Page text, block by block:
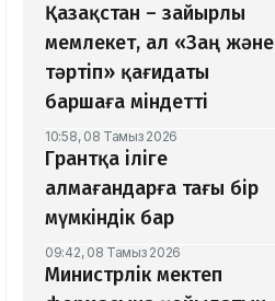
Қазақстан – зайырлы
мемлекет, ал «Заң және
тәртіп» қағидаты
баршаға міндетті
10:58, 08 Тамыз 2026
Грантқа іліге
алмағандарға тағы бір
мүмкіндік бар
09:42, 08 Тамыз 2026
Министрлік мектеп